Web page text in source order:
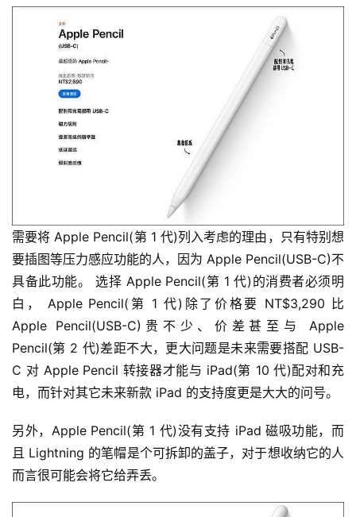
需要将 Apple Pencil(第 1 代)列入考虑的理由，只有特别想
要插图等压力感应功能的人，因为 Apple Pencil(USB-C)不
具备此功能。 选择 Apple Pencil(第 1 代)的消费者必须明
白， Apple Pencil(第 1 代)除了价格要 NT$3,290 比
Apple Pencil(USB-C)贵不少、价差甚至与 Apple
Pencil(第 2 代)差距不大，更大问题是未来需要搭配 USB-
C 对 Apple Pencil 转接器才能与 iPad(第 10 代)配对和充
电，而针对其它未来新款 iPad 的支持度更是大大的问号。
另外，Apple Pencil(第 1 代)没有支持 iPad 磁吸功能，而
且 Lightning 的笔帽是个可拆卸的盖子，对于想收纳它的人
而言很可能会将它给弄丢。